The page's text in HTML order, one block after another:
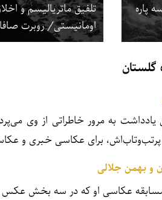
پاره
تلفیق ماتریالیسم و
اومانیستی/ روبرت
گلستان
یادداشت به مرور خاطراتی از
برای عکاسی خبری و
و بهمن جلالی
مسابقه عکاسی او که در سه بخش